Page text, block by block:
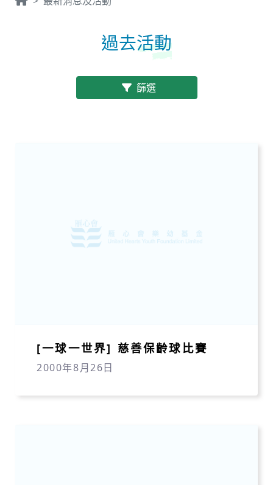
過去活動
篩選
[一球一世界] 慈善保齡球比賽
2000年8月26日